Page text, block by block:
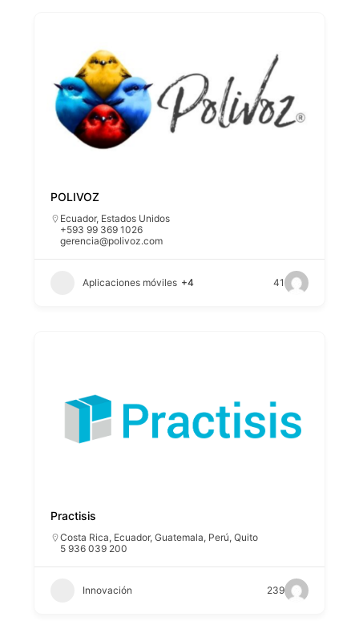
POLIVOZ
Ecuador, Estados Unidos
+593 99 369 1026
gerencia@polivoz.com
Aplicaciones móviles +4 41
Practisis
Costa Rica, Ecuador,Guatemala, Perú,Quito
5 936 039 200
Innovación 239